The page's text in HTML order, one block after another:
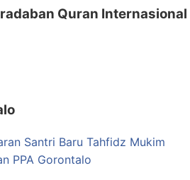
Quran Internasional